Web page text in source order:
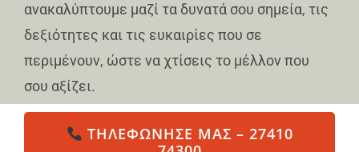
ανακαλύπτουμε μαζί τα δυνατά σου σημεία, τις
δεξιότητες και τις ευκαιρίες που σε
περιμένουν, ώστε να χτίσεις το μέλλον που
σου αξίζει.
ΤΗΛΕΦΏΝΗΣΈ ΜΑΣ – 27410